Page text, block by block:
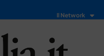
Il Network